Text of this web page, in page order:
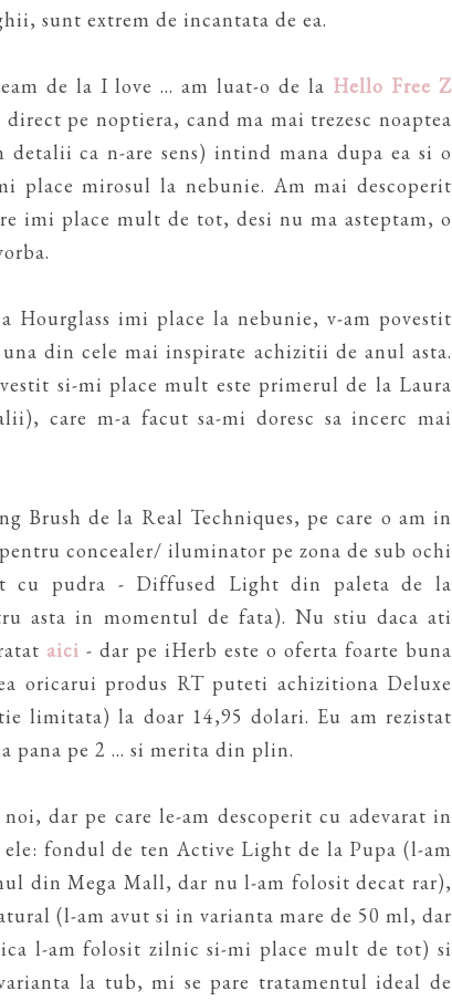
sunt extrem de incantata de ea.
de la I love ... am luat-o de la Hello Free Z
pe noptiera, cand ma mai trezesc noaptea
ca n-are sens) intind mana dupa ea si o
mirosul la nebunie. Am mai descoperit
imi place mult de tot, desi nu ma asteptam, o
Hourglass imi place la nebunie, v-am povestit
din cele mai inspirate achizitii de anul asta.
si-mi place mult este primerul de la Laura
care m-a facut sa-mi doresc sa incerc mai
Brush de la Real Techniques, pe care o am in
concealer/ iluminator pe zona de sub ochi
cu pudra - Diffused Light din paleta de la
asta in momentul de fata). Nu stiu daca ati
aici - dar pe iHerb este o oferta foarte buna
oricarui produs RT puteti achizitiona Deluxe
limitata) la doar 14,95 dolari. Eu am rezistat
pana pe 2 ... si merita din plin.
dar pe care le-am descoperit cu adevarat in
fondul de ten Active Light de la Pupa (l-am
din Mega Mall, dar nu l-am folosit decat rar),
(l-am avut si in varianta mare de 50 ml, dar
l-am folosit zilnic si-mi place mult de tot) si
la tub, mi se pare tratamentul ideal de